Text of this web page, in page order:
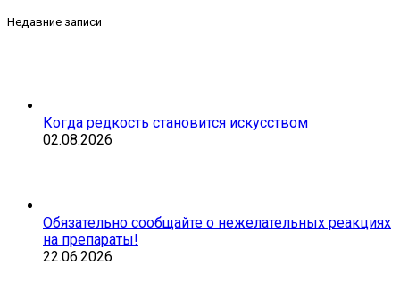
Недавние записи
Когда редкость становится искусством
02.08.2026
Обязательно сообщайте о нежелательных реакциях
на препараты!
22.06.2026